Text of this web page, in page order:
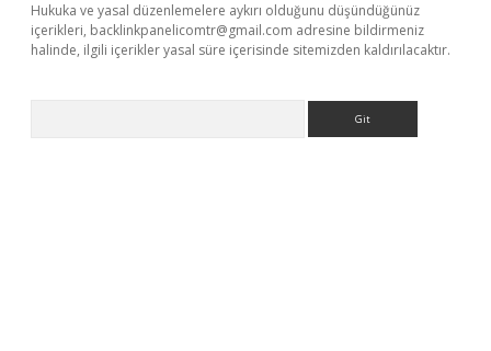
Hukuka ve yasal düzenlemelere aykırı olduğunu düşündüğünüz
içerikleri, backlinkpanelicomtr@gmail.com adresine bildirmeniz
halinde, ilgili içerikler yasal süre içerisinde sitemizden kaldırılacaktır.